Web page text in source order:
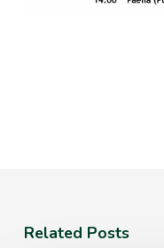
Related Posts